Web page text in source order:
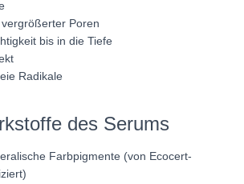
Poren
bis in die Tiefe
Radikale
des Serums
Farbpigmente (von Ecocert-